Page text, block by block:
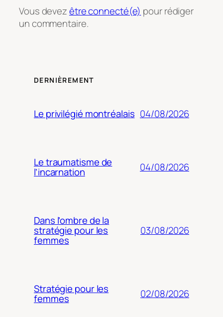
Vous devezêtre connecté(e) pour rédiger
un commentaire.
DERNIÈREMENT
Le privilégié montréalais 04/08/2026
Le traumatisme de
l’incarnation 04/08/2026
Dans l’ombre de la
stratégie pour les
femmes
03/08/2026
Stratégie pour les
femmes 02/08/2026